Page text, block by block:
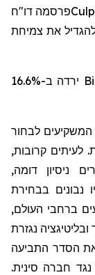
פרסמה דו"ח
הגדיל את צמיחת
ירדה ב-16.6%
המשקיעים לבחור
לעיתים קרובות,
ניסיון דומה,
נבונים בבחירת
ברחבי העולם,
ובליטיגציה נגזרת
את הסדר התביעה
נגד חברה סינית.